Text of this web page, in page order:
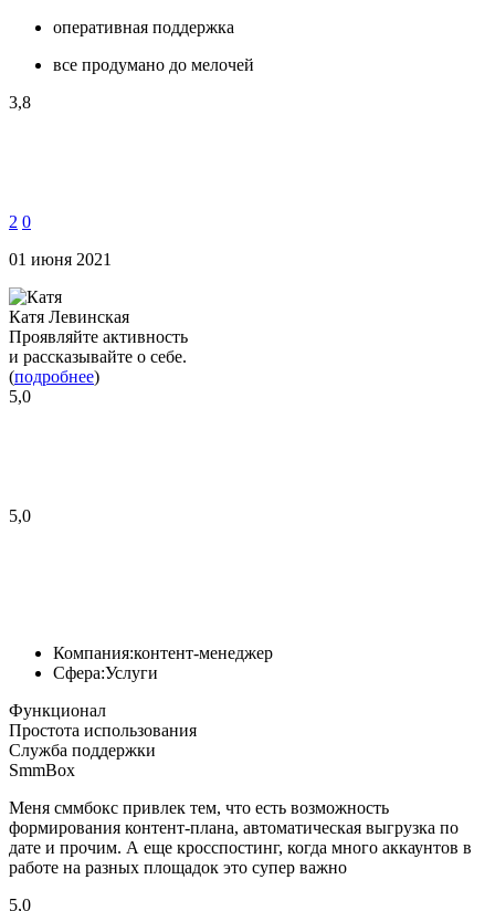
оперативная поддержка
все продумано до мелочей
3,8
2 0
01 июня 2021
Катя Левинская
Проявляйте активность
и рассказывайте о себе.
(подробнее)
5,0
5,0
Компания:контент-менеджер
Сфера:Услуги
Функционал
Простота использования
Служба поддержки
SmmBox
Меня сммбокс привлек тем, что есть возможность
формирования контент-плана, автоматическая выгрузка по
дате и прочим. А еще кросспостинг, когда много аккаунтов в
работе на разных площадок это супер важно
5,0